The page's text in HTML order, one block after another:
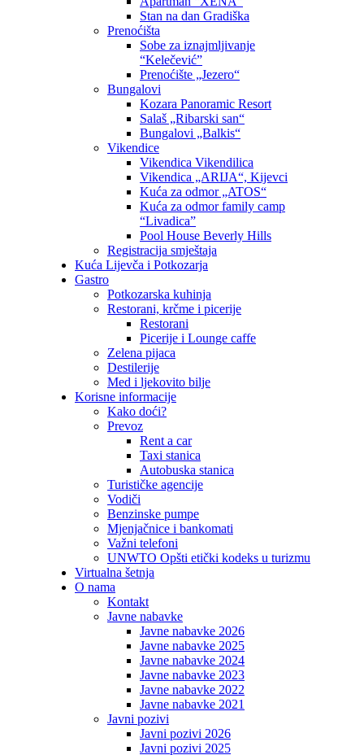
Stan na dan Gradiška
Prenoćišta
Sobe za iznajmljivanje
“Kelečević”
Prenoćište „Jezero“
Bungalovi
Kozara Panoramic Resort
Salaš „Ribarski san“
Bungalovi „Balkis“
Vikendice
Vikendica Vikendilica
Vikendica „ARIJA“, Kijevci
Kuća za odmor „ATOS“
Kuća za odmor family camp
“Livadica”
Pool House Beverly Hills
Registracija smještaja
Kuća Lijevča i Potkozarja
Gastro
Potkozarska kuhinja
Restorani, krčme i picerije
Restorani
Picerije i Lounge caffe
Zelena pijaca
Destilerije
Med i ljekovito bilje
Korisne informacije
Kako doći?
Prevoz
Rent a car
Taxi stanica
Autobuska stanica
Turističke agencije
Vodiči
Benzinske pumpe
Mjenjačnice i bankomati
Važni telefoni
UNWTO Opšti etički kodeks u turizmu
Virtualna šetnja
O nama
Kontakt
Javne nabavke
Javne nabavke 2026
Javne nabavke 2025
Javne nabavke 2024
Javne nabavke 2023
Javne nabavke 2022
Javne nabavke 2021
Javni pozivi
Javni pozivi 2026
Javni pozivi 2025